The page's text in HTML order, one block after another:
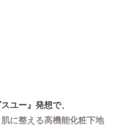
ユー』発想で、
に整える高機能化粧下地